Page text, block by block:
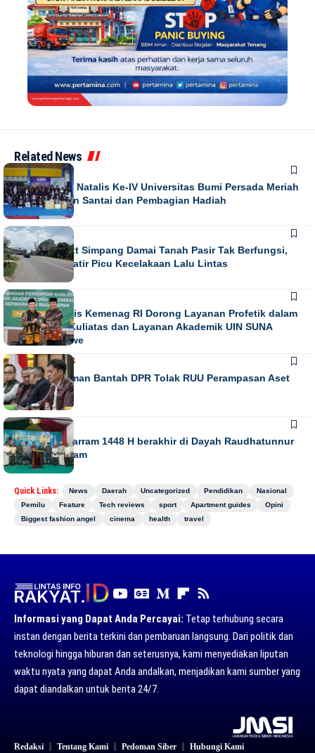
Related News
NEWS
Puncak Dies Natalis Ke-IV Universitas Bumi Persada Meriah
dengan Jalan Santai dan Pembagian Hadiah
NEWS
Running Text Simpang Damai Tanah Pasir Tak Berfungsi,
Warga Khawatir Picu Kecelakaan Lalu Lintas
NEWS
Direktur Diktis Kemenag RI Dorong Layanan Profetik dalam
Penguatan Kuliatas dan Layanan Akademik UIN SUNA
Lhokseumawe
NASIONALNEWS
Habiburokhman Bantah DPR Tolak RUU Perampasan Aset
NEWS
Gebyar Muharram 1448 H berakhir di Dayah Raudhatunnur
Alharuni Nisam
Quick Links: News Daerah Uncategorized Pendidikan
Nasional
Pemilu
Feature Tech reviews sport Apartment guides
Opini
Biggest fashion angel
cinema health travel
Informasi yang Dapat Anda Percayai: Tetap terhubung secara
instan dengan berita terkini dan pembaruan langsung. Dari politik dan
teknologi hingga hiburan dan seterusnya, kami menyediakan liputan
waktu nyata yang dapat Anda andalkan, menjadikan kami sumber yang
dapat diandalkan untuk berita 24/7.
Redaksi Tentang Kami Pedoman Siber Hubungi Kami